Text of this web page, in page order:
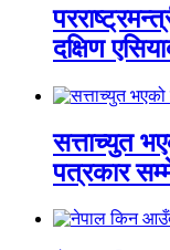
दक्षिण
सत्ताच्युत
पत्रकार